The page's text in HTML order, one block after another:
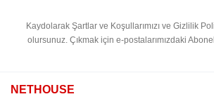
Kaydolarak Şartlar ve Koşullarımızı ve Gizlilik
olursunuz. Çıkmak için e-postalarımızdaki
NETHOUSE